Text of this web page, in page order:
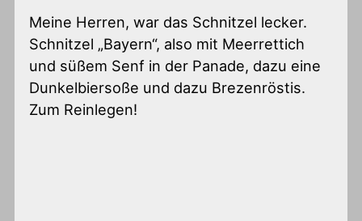
Meine Herren, war das Schnitzel lecker.
Schnitzel „Bayern“, also mit Meerrettich
und süßem Senf in der Panade, dazu eine
Dunkelbiersoße und dazu Brezenröstis.
Zum Reinlegen!